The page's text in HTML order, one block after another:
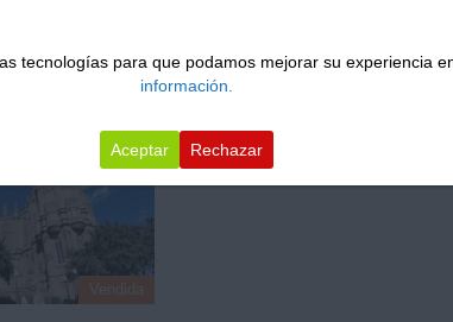
Ordenar por:
Vendida
tecnologías para que podamos mejorar su experiencia
información.
Aceptar Rechazar